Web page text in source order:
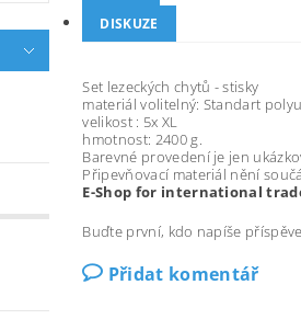
DISKUZE
Set lezeckých chytů - stisky
materiál volitelný: Standart
velikost : 5x XL
hmotnost: 2400 g.
Barevné provedení je jen
Připevňovací materiál nění
E-Shop for international
Buďte první, kdo napíše
Přidat komentář